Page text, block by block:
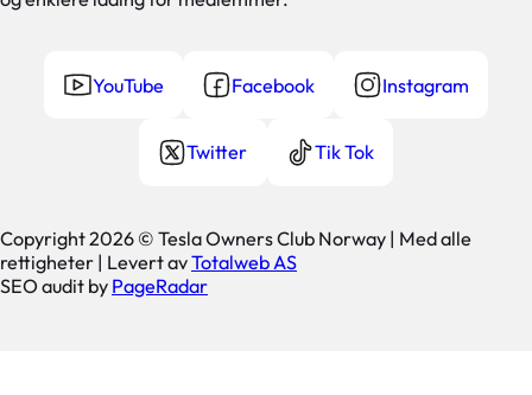
YouTube Facebook Instagram
Twitter Tik Tok
Copyright 2026 © Tesla Owners Club Norway | Med alle
rettigheter | Levert avTotalweb AS
SEO audit by PageRadar